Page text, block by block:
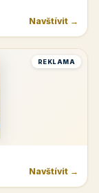
Navštívit →
REKLAMA
Navštívit →